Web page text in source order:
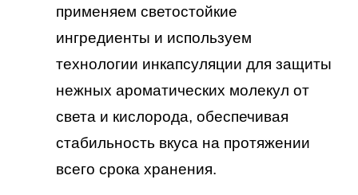
применяем светостойкие
ингредиенты и используем
технологии инкапсуляции для защиты
нежных ароматических молекул от
света и кислорода, обеспечивая
стабильность вкуса на протяжении
всего срока хранения.